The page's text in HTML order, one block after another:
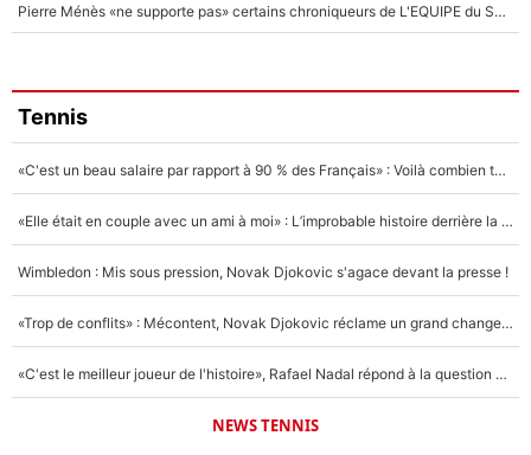
Pierre Ménès «ne supporte pas» certains chroniqueurs de L'EQUIPE du Soir : Ils vont tous partir !
Tennis
«C'est un beau salaire par rapport à 90 % des Français» : Voilà combien touchait Nelson Monfort sur France Télévisions avant de rejoindre CNews
«Elle était en couple avec un ami à moi» : L’improbable histoire derrière la «seule relation longue» de Novak Djokovic
Wimbledon : Mis sous pression, Novak Djokovic s'agace devant la presse !
«Trop de conflits» : Mécontent, Novak Djokovic réclame un grand changement !
«C'est le meilleur joueur de l'histoire», Rafael Nadal répond à la question que tout le monde se pose !
NEWS TENNIS